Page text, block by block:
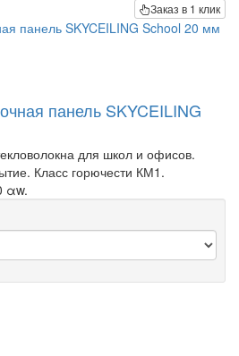
Заказ в 1 клик
панель SKYCEILING
для школ и офисов.
Класс горючести КМ1.
αw.